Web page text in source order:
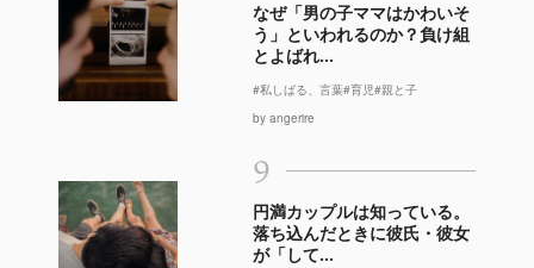
なぜ「男の子ママはかわいそ
う」といわれるのか？負け組
とよばれ...
#私しばる、言葉#育児#親と子
by angerire
9
円満カップルは知っている。
落ち込んだときに彼氏・彼女
が「して...